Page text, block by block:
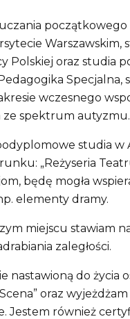
Warszawskim,
Polskiej oraz studia
Specjalna,
wczesnego
ze spektrum autyzmu.
studia w
„Reżyseria
będę mogła
elementy dramy.
miejscu stawiam
zaległości.
nastawioną do życia
oraz
Jestem również